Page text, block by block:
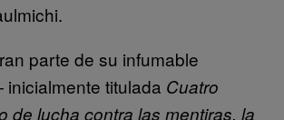
parte de su infumable
titulada Cuatro
de lucha contra las mentiras, la